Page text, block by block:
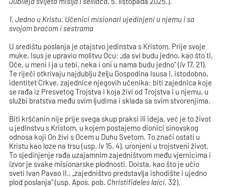
1. Jedno u Kristu. Učenici misionari ujedinjeni u njemu i sa
svojom braćom i sestrama
U središtu poslanja je otajstvo jedinstva s Kristom. Prije svoje
muke, Isus je upravio molitvu Ocu: „da svi budu jedno, kao što ti,
Oče, u meni i ja u tebi, neka i oni u nama budu jedno“ (Iv 17, 21).
Te riječi otkrivaju najdublju želju Gospodina Isusa i, istodobno,
identitet Crkve, zajednice njegovih učenika: biti zajednica koje
se rađa iz Presvetog Trojstva i koja živi od Trojstva i u njemu, u
službi bratstva među svim ljudima i sklada sa svim stvorenjima.
Biti kršćanin nije prije svega skup praksi ili ideja, već je to život
u jedinstvu s Kristom, u kojem postajemo dionici sinovskog
odnosa koji On živi s Ocem u Duhu Svetom. To znači ostati u
Kristu kao loze na trsu (usp. Iv 15, 4), uronjeni u trojstveni život.
To sjedinjenje rađa uzajamnim zajedništvom među vjernicima i
izvor je svake misionarske plodnosti. Doista, kao što je učio
sveti Ivan Pavao II., „zajedništvo predstavlja ishodište i ujedno
plod poslanja“ (usp. Apos. pob. Christifideles laici, 32).